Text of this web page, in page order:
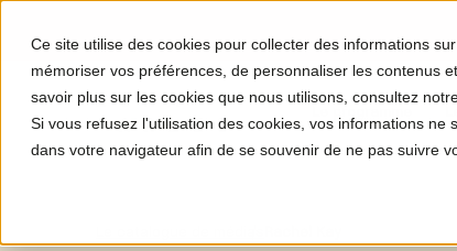
Ce site utilise des cookies pour collecter des informations
mémoriser vos préférences, de personnaliser les contenus
savoir plus sur les cookies que nous utilisons, consultez
Si vous refusez l'utilisation des cookies, vos informations
dans votre navigateur afin de se souvenir de ne pas suivre